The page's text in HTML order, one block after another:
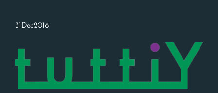
31 Dec2016